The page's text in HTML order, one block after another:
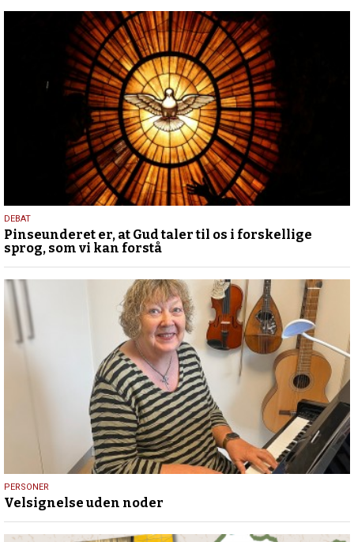
5.
august
2026
DEBAT
Pinseunderet er, at Gud taler til os i forskellige
sprog, som vi kan forstå
31.
juli
2026
PERSONER
Velsignelse uden noder